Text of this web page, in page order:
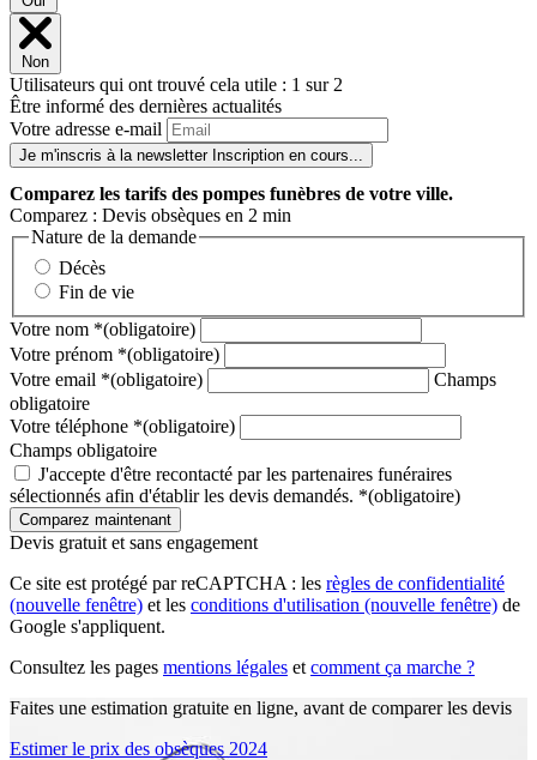
Non
Utilisateurs qui ont trouvé cela utile : 1 sur 2
Être informé des dernières actualités
Votre adresse e-mail
Je m'inscris à la newsletter Inscription en cours...
Comparez les tarifs des pompes funèbres de votre ville.
Comparez : Devis obsèques en 2 min
Nature de la demande
Décès
Fin de vie
Votre nom *(obligatoire)
Votre prénom *(obligatoire)
Votre email *(obligatoire)
Champs
obligatoire
Votre téléphone *(obligatoire)
Champs obligatoire
J'accepte d'être recontacté par les partenaires funéraires
sélectionnés afin d'établir les devis demandés. *(obligatoire)
Devis gratuit et sans engagement
Ce site est protégé par reCAPTCHA : les règles de confidentialité
(nouvelle fenêtre) et les conditions d'utilisation (nouvelle fenêtre) de
Google s'appliquent.
Consultez les pages mentions légales et comment ça marche ?
Faites une estimation gratuite en ligne, avant de comparer les devis
Estimer le prix des obsèques 2024